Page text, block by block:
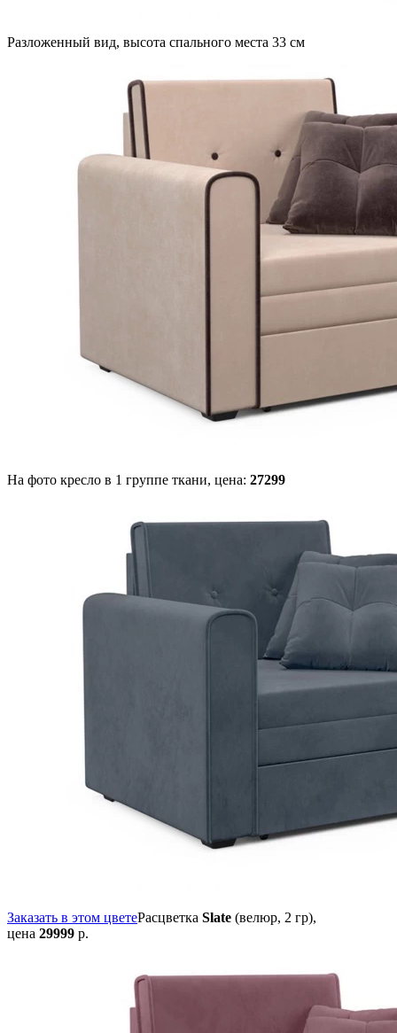
Разложенный вид, высота спального места 33 см
На фото кресло в 1 группе ткани, цена: 27299
Заказать в этом цветеРасцветка Slate (велюр, 2 гр),
цена 29999 р.